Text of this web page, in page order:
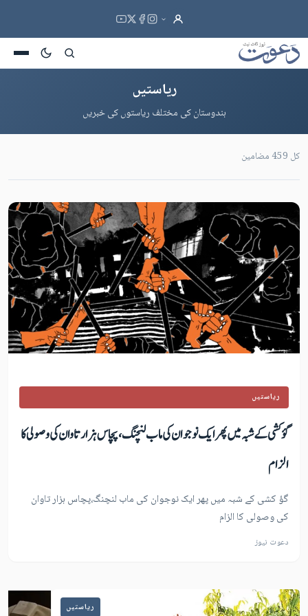
ریاستیں
ہندوستان کی مختلف ریاستوں کی خبریں
کل 459 مضامین
ریاستیں
گؤ کشی کے شبہ میں پھر ایک نوجوان کی ماب لنچنگ،پچاس ہزار تاوان کی وصولی کا
الزام
گؤ کشی کے شبہ میں پھر ایک نوجوان کی ماب لنچنگ،پچاس ہزار تاوان
کی وصولی کا الزام
دعوت نیوز
ریاستیں